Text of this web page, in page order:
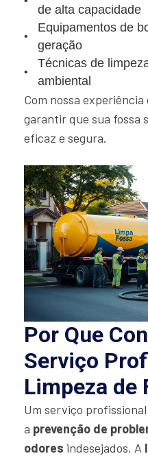
de alta capacidade
Equipamentos de
geração
Técnicas de
ambiental
Com nossa
garantir que sua fossa
eficaz e segura.
Por Que
Serviço
Limpeza de
Um serviço
a prevenção de
odores indesejados. A